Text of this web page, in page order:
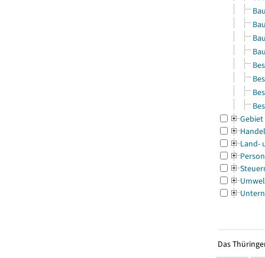
Gebiet
Land-
Das